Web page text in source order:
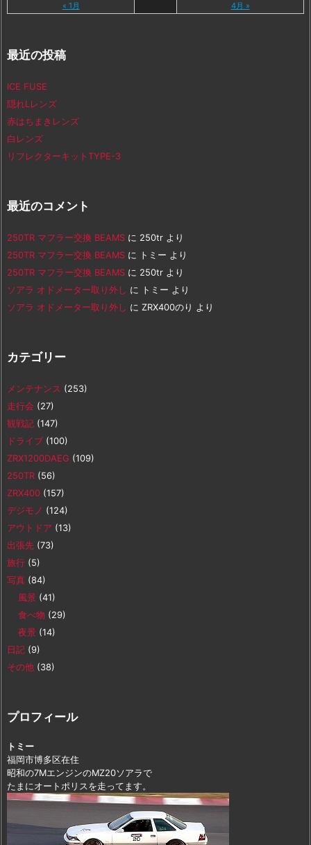
« 1月 4月 »
最近の投稿
ICE FUSE
隠れLレンズ
赤はちまきレンズ
白レンズ
リフレクターキットTYPE-3
最近のコメント
250TR マフラー交換 BEAMS に 250tr より
250TR マフラー交換 BEAMS に トミー より
250TR マフラー交換 BEAMS に 250tr より
ソアラ オドメーター取り外し に トミー より
ソアラ オドメーター取り外し に ZRX400のり より
カテゴリー
メンテナンス (253)
走行会 (27)
観戦記 (147)
ドライブ (100)
ZRX1200DAEG (109)
250TR (56)
ZRX400 (157)
デジモノ (124)
アウトドア (13)
出張先 (73)
旅行 (5)
写真 (84)
風景 (41)
食べ物 (29)
夜景 (14)
日記 (9)
その他 (38)
プロフィール
トミー
福岡市博多区在住
昭和の7MエンジンのMZ20ソアラで
たまにオートポリスを走ってます。